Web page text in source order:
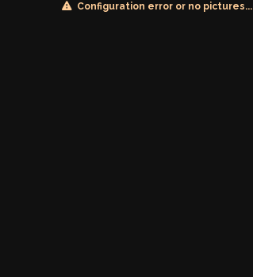
Configuration error or no pictures...